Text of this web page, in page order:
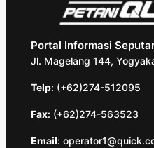
Portal Informasi
Jl. Magelang 144,
Telp: (+62)274-512095
Fax: (+62)274-563523
Email: